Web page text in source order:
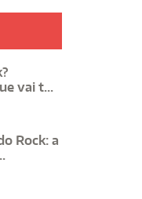
vai t...
Rock: a